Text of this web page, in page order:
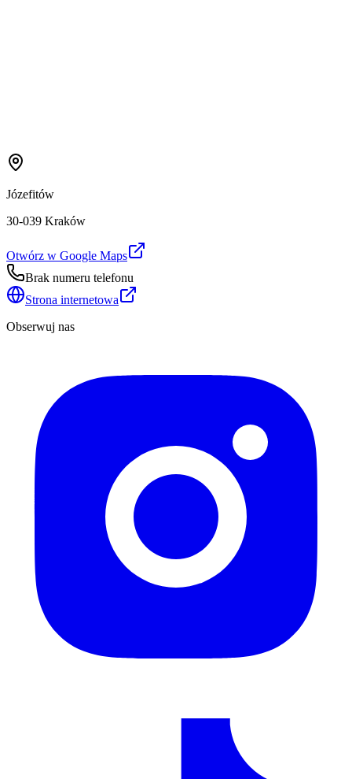
Józefitów
30-039 Kraków
Otwórz w Google Maps
Brak numeru telefonu
Strona internetowa
Obserwuj nas